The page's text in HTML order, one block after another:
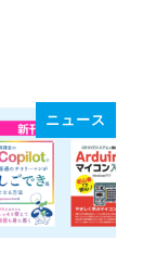
ニュース